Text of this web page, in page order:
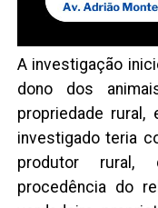
A investigação
dono dos
propriedade rural,
investigado teria
produtor rural,
procedência do